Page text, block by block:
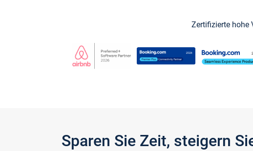
Zertifizierte hohe
Sparen Sie Zeit, steigern